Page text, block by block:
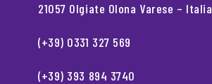
21057 Olgiate Olona Varese – Italia
(+39) 0331 327 569
(+39) 393 894 3740